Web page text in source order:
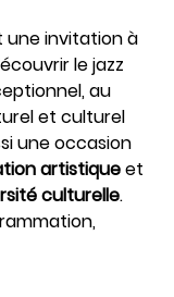
une invitation à
le jazz
au
et culturel
une occasion
artistique et
culturelle.